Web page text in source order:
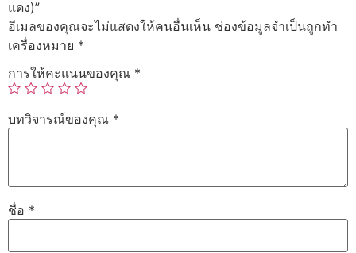
แดง)”
อีเมลของคุณจะไม่แสดงให้คนอื่นเห็น ช่องข้อมูลจำเป็นถูกทำ
เครื่องหมาย *
การให้คะแนนของคุณ *
บทวิจารณ์ของคุณ *
ชื่อ *